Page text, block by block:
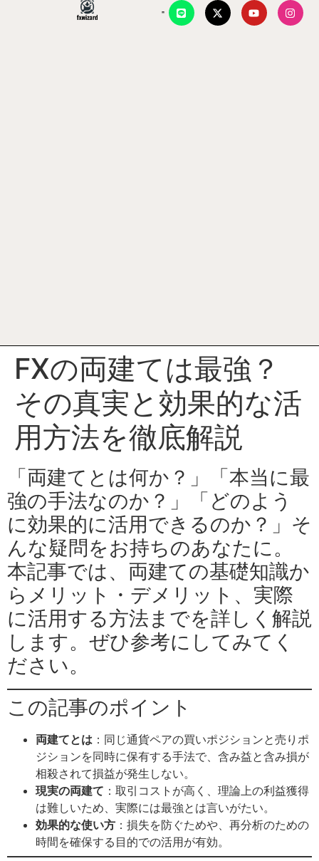
FXの両建ては最強？
その真実と効果的な活
用方法を徹底解説
「両建てとは何か？」「本当に最
強の手法なのか？」「どのよう
に効果的に活用できるのか？」そ
んな疑問をお持ちのあなたに。
本記事では、両建ての基礎知識か
らメリット・デメリット、実際
に活用する方法までを詳しく解説
します。ぜひ参考にしてみてく
ださい。
この記事のポイント
両建てとは ：同じ通貨ペアの買いポジションと売りポ
ジションを同時に保有する手法で、含み益と含み損が
相殺されて損益が発生しない。
現実の両建て ：取引コストが高く、理論上の利益獲得
は難しいため、実際には最強とは言いがたい。
効果的な使い方 ：損失を防ぐためや、再分析のための
時間を確保する目的での活用が有効。